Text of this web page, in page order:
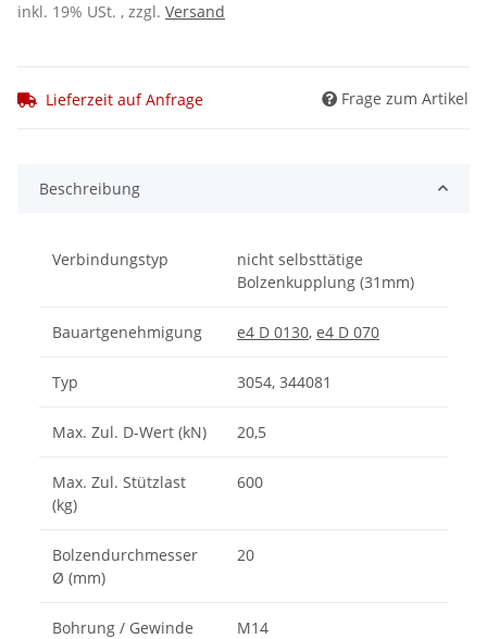
inkl. 19% USt. , zzgl. Versand
Lieferzeit auf Anfrage Frage zum Artikel
Beschreibung
Verbindungstyp
nicht selbsttätige
Bolzenkupplung (31mm)
Bauartgenehmigung e4 D 0130, e4 D 070
Typ 3054, 344081
Max. Zul. D-Wert (kN) 20,5
Max. Zul. Stützlast
(kg)
600
Bolzendurchmesser
Ø (mm)
20
Bohrung / Gewinde M14